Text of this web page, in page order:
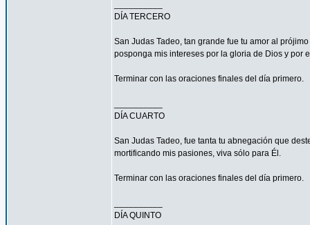
DÍA TERCERO
San Judas Tadeo, tan grande fue tu amor al
posponga mis intereses por la gloria de Dios y por
Terminar con las oraciones finales del día primero.
DÍA CUARTO
San Judas Tadeo, fue tanta tu abnegación que
mortificando mis pasiones, viva sólo para Él.
Terminar con las oraciones finales del día primero.
DÍA QUINTO